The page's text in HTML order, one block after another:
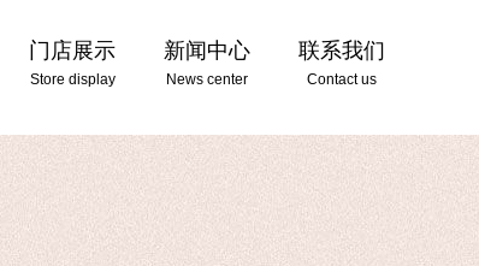
门店展示
Store display
新闻中心
News center
联系我们
Contact us